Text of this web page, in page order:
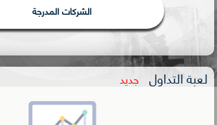
الشركات المدرجة
لعبة التداول جديد